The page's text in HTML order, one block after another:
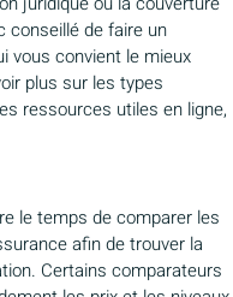
conseillé de faire un
vous convient le mieux
plus sur les types
ressources utiles en ligne,
le temps de comparer les
afin de trouver la
Certains comparateurs